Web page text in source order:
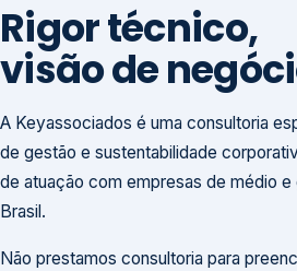
Rigor técnico,
visão de
A Keyassociados é uma consultoria
de gestão e sustentabilidade
de atuação com empresas de médio
Brasil.
Não prestamos consultoria para